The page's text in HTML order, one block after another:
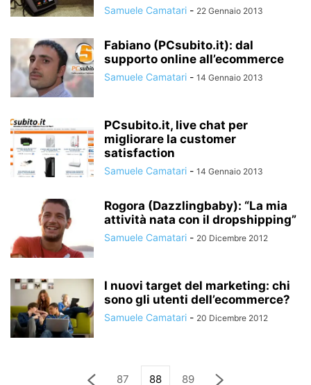
Samuele Camatari - 22 Gennaio 2013
Fabiano (PCsubito.it): dal
supporto online all’ecommerce
Samuele Camatari - 14 Gennaio 2013
PCsubito.it, live chat per
migliorare la customer
satisfaction
Samuele Camatari - 14 Gennaio 2013
Rogora (Dazzlingbaby): “La mia
attività nata con il dropshipping”
Samuele Camatari - 20 Dicembre 2012
I nuovi target del marketing: chi
sono gli utenti dell’ecommerce?
Samuele Camatari - 20 Dicembre 2012
87 88 89